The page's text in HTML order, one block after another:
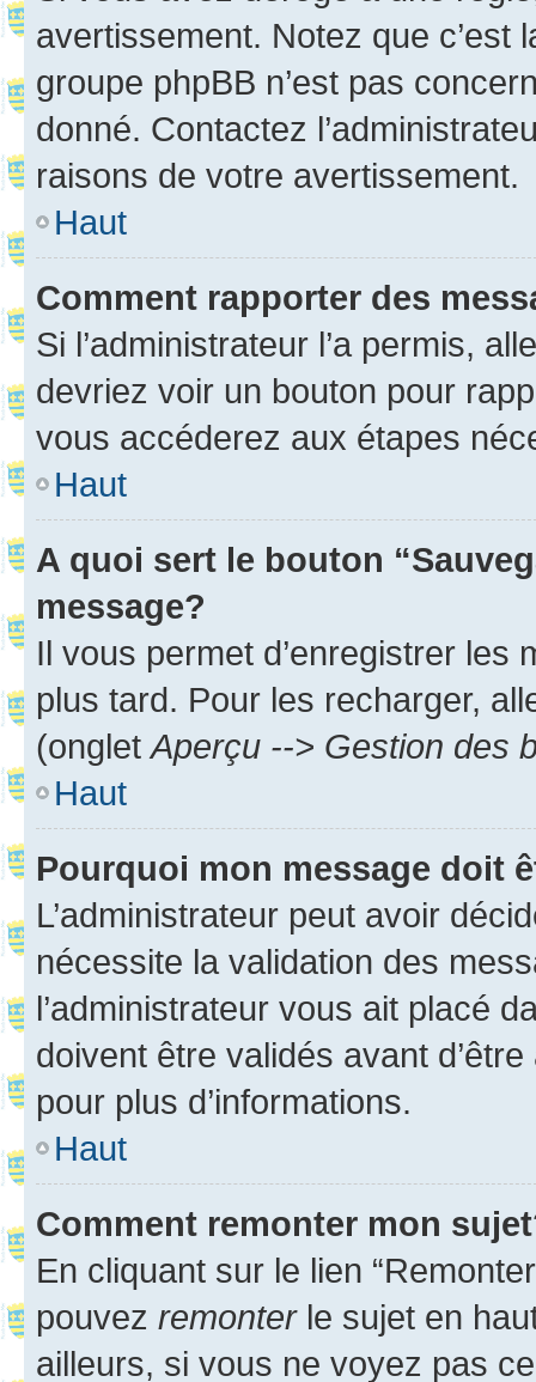
avertissement. Notez que c’est
groupe phpBB n’est pas
donné. Contactez
raisons de votre avertissement.
Haut
Comment rapporter des
Si l’administrateur l’a permis,
devriez voir un bouton pour
vous accéderez aux étapes
Haut
A quoi sert le bouton
message?
Il vous permet d’enregistrer
plus tard. Pour les recharger,
(onglet Aperçu --> Gestion des
Haut
Pourquoi mon message doit
L’administrateur peut avoir
nécessite la validation des
l’administrateur vous ait placé
doivent être validés avant
pour plus d’informations.
Haut
Comment remonter mon
En cliquant sur le lien
pouvez remonterle sujet en
ailleurs, si vous ne voyez pas